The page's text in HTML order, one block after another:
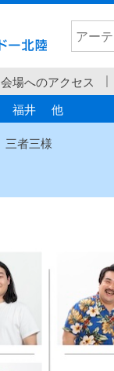
会場へのアクセス
福井 他
三者三様